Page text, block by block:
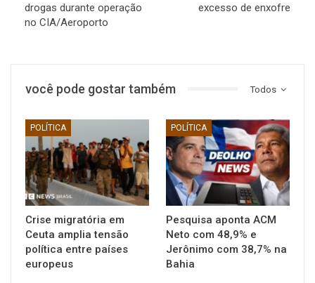
drogas durante operação
no CIA/Aeroporto
excesso de enxofre
Todos
você pode gostar também
POLÍTICA
Crise migratória em
Ceuta amplia tensão
política entre países
europeus
POLÍTICA
Pesquisa aponta ACM
Neto com 48,9% e
Jerônimo com 38,7% na
Bahia